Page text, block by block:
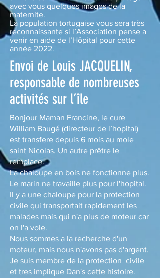
avec vous quelques images de la
maternite.
La population tortugaise vous sera très
reconnaissante si l’Association pense a
venir en aide de l’Hôpital pour cette
année 2022.
Envoi de Louis JACQUELIN,
responsable de nombreuses
activités sur l’île
Bonjour Maman Francine, le cure
William Baugé (directeur de l’hopital)
est transfere depuis 6 mois au mole
saint Nicolas. Un autre prêtre le
remplace.
La chaloupe en bois ne fonctionne plus.
Le marin ne travaille plus pour l'hopital.
Il y a une chaloupe pour la protection
civile qui transportait rapidement les
malades mais qui n'a plus de moteur car
on l'a vole.
Nous sommes a la recherche d'un
moteur, mais nous n'avons pas d'argent.
Je suis membre de la protection civile
et tres implique Dan's cette histoire.